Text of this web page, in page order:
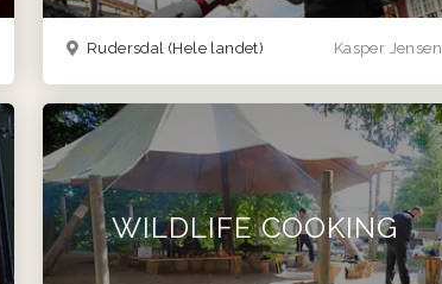
Kasper Jensen
Rudersdal (Hele landet)
WILDLIFE COOKING